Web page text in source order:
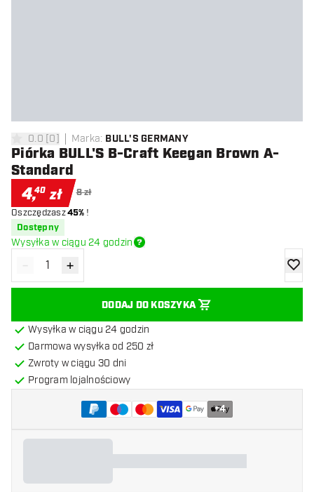
0 gwiazdki oceny
0.0 [0] Marka: BULL'S GERMANY
Piórka BULL'S B-Craft Keegan Brown A-
Standard
4,40 zł 8 zł
Oszczędzasz45% !
Dostępny
Wysyłka w ciągu 24 godzin
Zmniejsz ilość
- Zwiększ ilość
+
DODAJ DO KOSZYKA
Wysyłka w ciągu 24 godzin
Darmowa wysyłka od 250 zł
Zwroty w ciągu 30 dni
Program lojalnościowy
+4